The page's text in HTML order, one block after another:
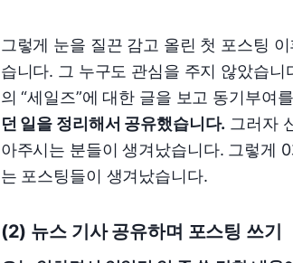
그렇게 눈을 질끈 감고 올린 첫 포스팅
습니다. 그 누구도 관심을 주지 않았습
의 “세일즈”에 대한 글을 보고 동기부여
던 일을 정리해서 공유했습니다. 그러자
아주시는 분들이 생겨났습니다. 그렇게
는 포스팅들이 생겨났습니다.
(2) 뉴스 기사 공유하며 포스팅 쓰기